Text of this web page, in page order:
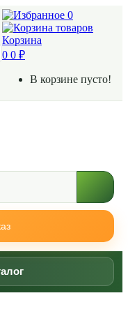
0
Корзина
0 0 ₽
В корзине пусто!